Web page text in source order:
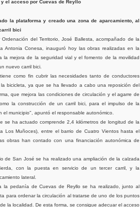
el acceso por Cuevas de Reyllo
la plataforma y creado una zona de aparcamiento, al
bici
del Territorio, José Ballesta, acompañado de la
Antonia Conesa, inauguró hoy las obras realizadas en la
la mejora de la seguridad vial y el fomento de la movilidad
nuevo carril bici.
como fin cubrir las necesidades tanto de conductores
bicicleta, ya que se ha llevado a cabo una reposición del
que mejora las condiciones de circulación y el agarre de
la construcción de un carril bici, para el impulso de la
el municipio", apuntó el responsable autonómico.
se ha actuado comprende 2,4 kilómetros de longitud de la
Los Muñoces), entre el barrio de Cuatro Vientos hasta el
obras han contado con una financiación autonómica de
de San José se ha realizado una ampliación de la calzada
con la puesta en servicio de un tercer carril, y la
lateral.
la pedanía de Cuevas de Reyllo se ha realizado, junto al
para ordenar la circulación al tratarse de uno de los puntos
la localidad. De esta forma, se consigue adecuar el acceso